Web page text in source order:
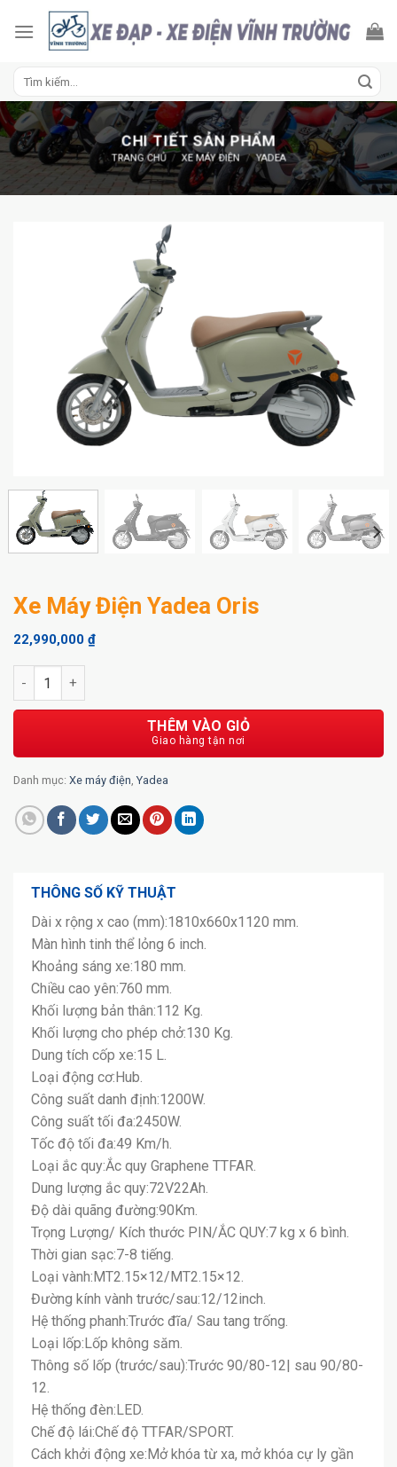
CHI TIẾT SẢN PHẨM
TRANG CHỦ / XE MÁY ĐIỆN / YADEA
Xe Máy Điện Yadea Oris
22,990,000 ₫
Xe Máy Điện Yadea Oris số lượng
THÊM VÀO GIỎ
Danh mục: Xe máy điện, Yadea
THÔNG SỐ KỸ THUẬT
Dài x rộng x cao (mm):1810x660x1120 mm.
Màn hình tinh thể lỏng 6 inch.
Khoảng sáng xe:180 mm.
Chiều cao yên:760 mm.
Khối lượng bản thân:112 Kg.
Khối lượng cho phép chở:130 Kg.
Dung tích cốp xe:15 L.
Loại động cơ:Hub.
Công suất danh định:1200W.
Công suất tối đa:2450W.
Tốc độ tối đa:49 Km/h.
Loại ắc quy:Ắc quy Graphene TTFAR.
Dung lượng ắc quy:72V22Ah.
Độ dài quãng đường:90Km.
Trọng Lượng/ Kích thước PIN/ẮC QUY:7 kg x 6 bình.
Thời gian sạc:7-8 tiếng.
Loại vành:MT2.15×12/MT2.15×12.
Đường kính vành trước/sau:12/12inch.
Hệ thống phanh:Trước đĩa/ Sau tang trống.
Loại lốp:Lốp không săm.
Thông số lốp (trước/sau):Trước 90/80-12| sau 90/80-
12.
Hệ thống đèn:LED.
Chế độ lái:Chế độ TTFAR/SPORT.
Cách khởi động xe:Mở khóa từ xa, mở khóa cự ly gần